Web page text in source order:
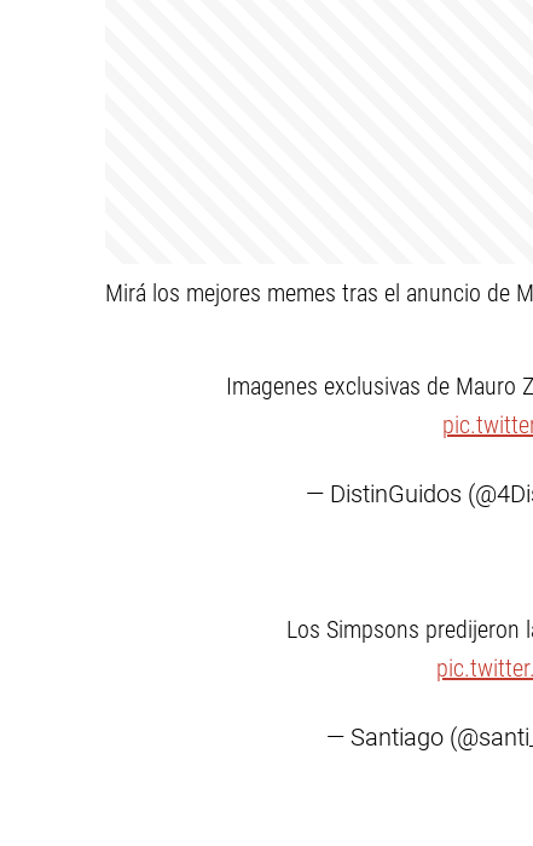
Mirá los mejores memes tras el anuncio de
Imagenes exclusivas de Mauro
— DistinGuidos
Los Simpsons predijeron
— Santiago